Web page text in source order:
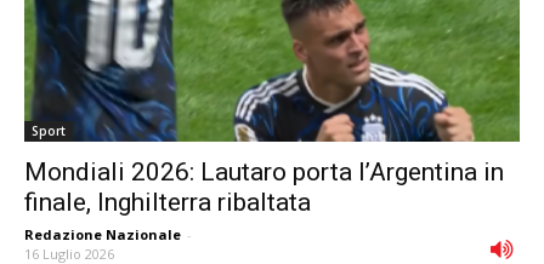
Sport
Mondiali 2026: Lautaro porta l’Argentina in
finale, Inghilterra ribaltata
Redazione Nazionale -
16 Luglio 2026